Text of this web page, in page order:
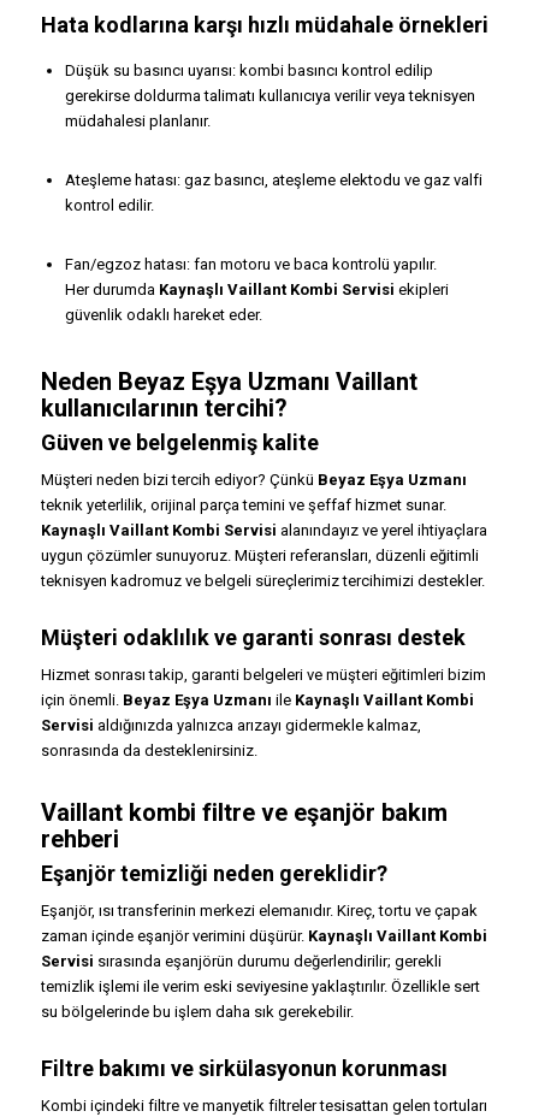
Hata kodlarına karşı hızlı müdahale örnekleri
Düşük su basıncı uyarısı: kombi basıncı kontrol edilip
gerekirse doldurma talimatı kullanıcıya verilir veya teknisyen
müdahalesi planlanır.
Ateşleme hatası: gaz basıncı, ateşleme elektodu ve gaz valfi
kontrol edilir.
Fan/egzoz hatası: fan motoru ve baca kontrolü yapılır.
Her durumda Kaynaşlı Vaillant Kombi Servisi ekipleri
güvenlik odaklı hareket eder.
Neden Beyaz Eşya Uzmanı Vaillant
kullanıcılarının tercihi?
Güven ve belgelenmiş kalite
Müşteri neden bizi tercih ediyor? Çünkü Beyaz Eşya Uzmanı
teknik yeterlilik, orijinal parça temini ve şeffaf hizmet sunar.
Kaynaşlı Vaillant Kombi Servisi alanındayız ve yerel ihtiyaçlara
uygun çözümler sunuyoruz. Müşteri referansları, düzenli eğitimli
teknisyen kadromuz ve belgeli süreçlerimiz tercihimizi destekler.
Müşteri odaklılık ve garanti sonrası destek
Hizmet sonrası takip, garanti belgeleri ve müşteri eğitimleri bizim
için önemli. Beyaz Eşya Uzmanı ile Kaynaşlı Vaillant Kombi
Servisi aldığınızda yalnızca arızayı gidermekle kalmaz,
sonrasında da desteklenirsiniz.
Vaillant kombi filtre ve eşanjör bakım
rehberi
Eşanjör temizliği neden gereklidir?
Eşanjör, ısı transferinin merkezi elemanıdır. Kireç, tortu ve çapak
zaman içinde eşanjör verimini düşürür. Kaynaşlı Vaillant Kombi
Servisi sırasında eşanjörün durumu değerlendirilir; gerekli
temizlik işlemi ile verim eski seviyesine yaklaştırılır. Özellikle sert
su bölgelerinde bu işlem daha sık gerekebilir.
Filtre bakımı ve sirkülasyonun korunması
Kombi içindeki filtre ve manyetik filtreler tesisattan gelen tortuları